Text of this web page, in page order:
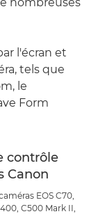
l'écran et
tels que
le
Form
contrôle
Canon
EOS C70,
C500 Mark II,